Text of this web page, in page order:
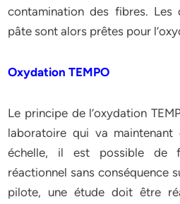
contamination des fibres.
pâte sont alors prêtes pour
Oxydation TEMPO
Le principe de l’oxydation
laboratoire qui va
échelle, il est possible de
réactionnel sans conséquence
pilote, une étude doit être